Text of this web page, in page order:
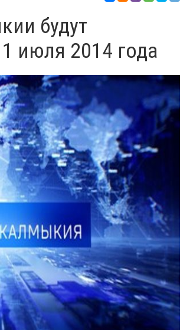
будут
июля 2014 года